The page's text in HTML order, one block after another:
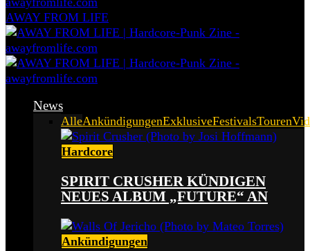
AWAY FROM LIFE
News
AlleAnkündigungenExklusiveFestivalsTouren
Hardcore
SPIRIT CRUSHER KÜNDIGEN
NEUES ALBUM „FUTURE“ AN
Ankündigungen